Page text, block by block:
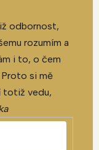
odbornost,
rozumím a
i to, o čem
Proto si mě
totiž vedu,